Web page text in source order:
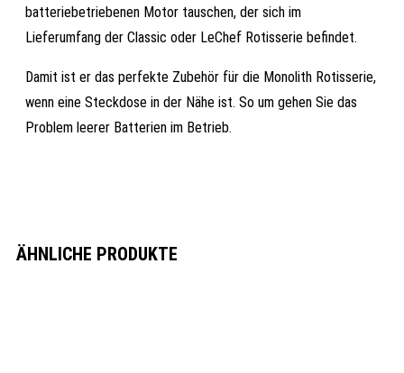
batteriebetriebenen Motor tauschen, der sich im
Lieferumfang der Classic oder LeChef Rotisserie befindet.
Damit ist er das perfekte Zubehör für die Monolith Rotisserie,
wenn eine Steckdose in der Nähe ist. So um gehen Sie das
Problem leerer Batterien im Betrieb.
ÄHNLICHE PRODUKTE